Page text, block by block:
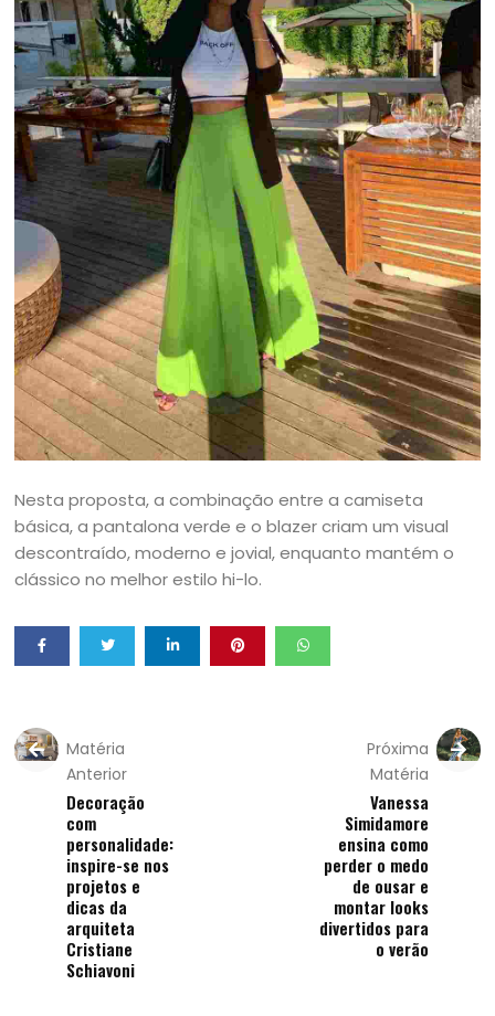
Nesta proposta, a combinação entre a camiseta
básica, a pantalona verde e o blazer criam um visual
descontraído, moderno e jovial, enquanto mantém o
clássico no melhor estilo hi-lo.
Matéria
Anterior
Decoração
com
personalidade:
inspire-se nos
projetos e
dicas da
arquiteta
Cristiane
Schiavoni
Próxima
Matéria
Vanessa
Simidamore
ensina como
perder o medo
de ousar e
montar looks
divertidos para
o verão